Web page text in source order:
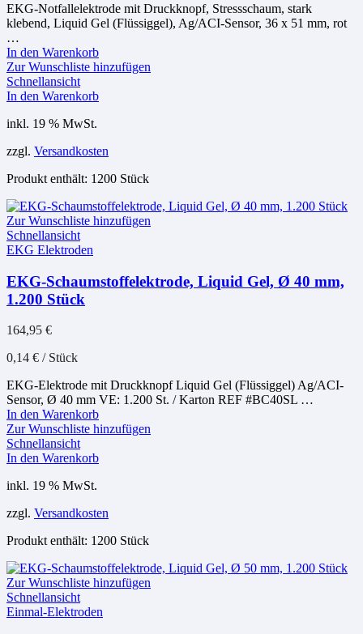
EKG-Notfallelektrode mit Druckknopf, Stressschaum, stark
klebend, Liquid Gel (Flüssiggel), Ag/ACI-Sensor, 36 x 51 mm, rot
…
In den Warenkorb
Zur Wunschliste hinzufügen
Schnellansicht
In den Warenkorb
inkl. 19 % MwSt.
zzgl. Versandkosten
Produkt enthält: 1200 Stück
Zur Wunschliste hinzufügen
Schnellansicht
EKG Elektroden
EKG-Schaumstoffelektrode, Liquid Gel, Ø 40 mm,
1.200 Stück
164,95 €
0,14 € / Stück
EKG-Elektrode mit Druckknopf Liquid Gel (Flüssiggel) Ag/ACI-
Sensor, Ø 40 mm VE: 1.200 St. / Karton REF #BC40SL …
In den Warenkorb
Zur Wunschliste hinzufügen
Schnellansicht
In den Warenkorb
inkl. 19 % MwSt.
zzgl. Versandkosten
Produkt enthält: 1200 Stück
Zur Wunschliste hinzufügen
Schnellansicht
Einmal-Elektroden